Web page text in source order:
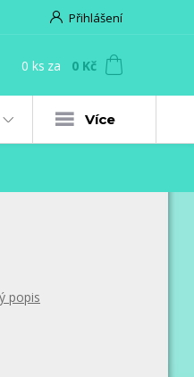
Přihlášení
0 ks za 0 Kč
Více
popis